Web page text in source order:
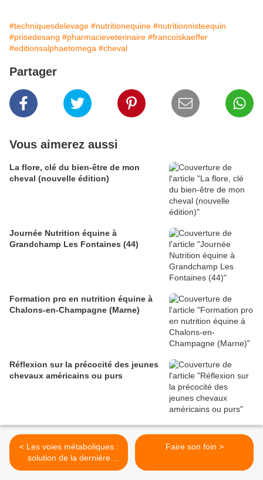
#techniquesdelevage #nutritionequine #nutritionnisteequin
#prisedesang #pharmacieveterinaire #francoiskaeffer
#editionsalphaetomega #cheval
Partager
Vous aimerez aussi
La flore, clé du bien-être de mon
cheval (nouvelle édition)
Journée Nutrition équine à
Grandchamp Les Fontaines (44)
Formation pro en nutrition équine à
Chalons-en-Champagne (Marne)
Réflexion sur la précocité des jeunes
chevaux américains ou purs
< Les voies métaboliques :
solution de la dernière
chance (2)
Faire son foin >